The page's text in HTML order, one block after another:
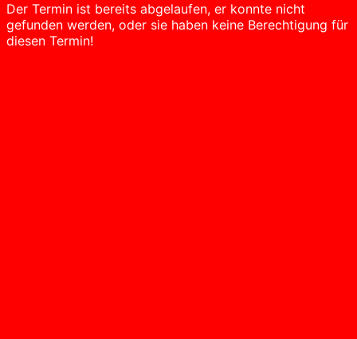
Der Termin ist bereits abgelaufen, er konnte nicht
gefunden werden, oder sie haben keine Berechtigung für
diesen Termin!